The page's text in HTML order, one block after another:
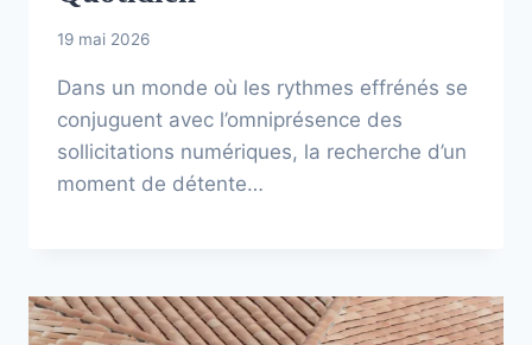
19 mai 2026
Dans un monde où les rythmes effrénés se
conjuguent avec l’omniprésence des
sollicitations numériques, la recherche d’un
moment de détente…